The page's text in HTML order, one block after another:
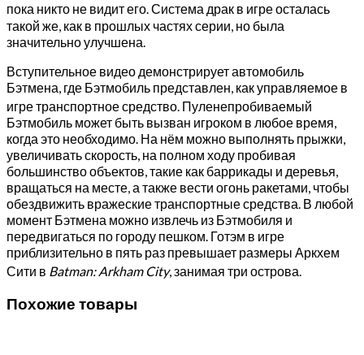
пока никто не видит его. Система драк в игре осталась
такой же, как в прошлых частях серии, но была
значительно улучшена.
Вступительное видео демонстрирует автомобиль
Бэтмена, где Бэтмобиль представлен, как управляемое в
игре транспортное средство. Пуленепробиваемый
Бэтмобиль может быть вызван игроком в любое время,
когда это необходимо. На нём можно выполнять прыжки,
увеличивать скорость, на полном ходу пробивая
большинство объектов, такие как баррикады и деревья,
вращаться на месте, а также вести огонь ракетами, чтобы
обездвижить вражеские транспортные средства. В любой
момент Бэтмена можно извлечь из Бэтмобиля и
передвигаться по городу пешком. Готэм в игре
приблизительно в пять раз превышает размеры Аркхем
Сити в Batman: Arkham City, занимая три острова.
Похожие товары